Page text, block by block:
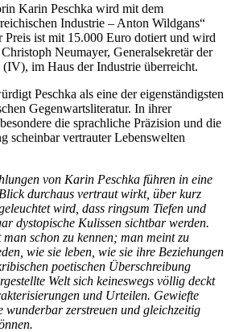
Karin Peschka wird mit dem
Industrie – Anton Wildgans“
Preis ist mit 15.000 Euro dotiert und wird
Neumayer, Generalsekretär der
im Haus der Industrie überreicht.
Peschka als eine der eigenständigsten
Gegenwartsliteratur. In ihrer
die sprachliche Präzision und die
scheinbar vertrauter Lebenswelten
von Karin Peschka führen in eine
durchaus vertraut wirkt, über kurz
wird, dass ringsum Tiefen und
dystopische Kulissen sichtbar werden.
schon zu kennen; man meint zu
wie sie leben, wie sie ihre Beziehungen
poetischen Überschreibung
Welt sich keineswegs völlig deckt
und Urteilen. Gewiefte
wunderbar zerstreuen und gleichzeitig